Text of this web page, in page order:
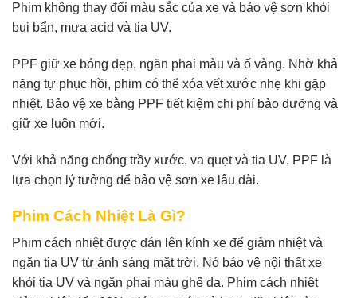
Phim không thay đổi màu sắc của xe và bảo vệ sơn khỏi
bụi bẩn, mưa acid và tia UV.
PPF giữ xe bóng đẹp, ngăn phai màu và ố vàng. Nhờ khả
năng tự phục hồi, phim có thể xóa vết xước nhẹ khi gặp
nhiệt. Bảo vệ xe bằng PPF tiết kiệm chi phí bảo dưỡng và
giữ xe luôn mới.
Với khả năng chống trầy xước, va quẹt và tia UV, PPF là
lựa chọn lý tưởng để bảo vệ sơn xe lâu dài.
Phim Cách Nhiệt Là Gì?
Phim cách nhiệt được dán lên kính xe để giảm nhiệt và
ngăn tia UV từ ánh sáng mặt trời. Nó bảo vệ nội thất xe
khỏi tia UV và ngăn phai màu ghế da. Phim cách nhiệt